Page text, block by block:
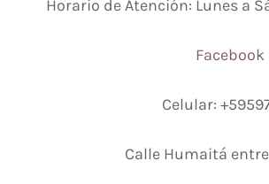
Horario de Atención: Lunes a
Celular:
Calle Humaitá